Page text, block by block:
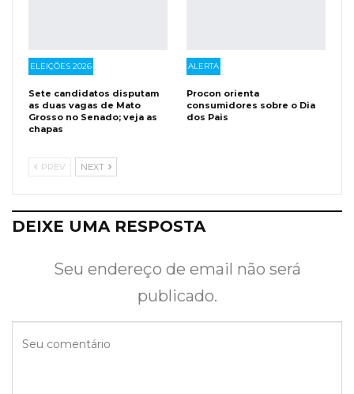
ELEIÇÕES 2026
Sete candidatos disputam
as duas vagas de Mato
Grosso no Senado; veja as
chapas
ALERTA
Procon orienta
consumidores sobre o Dia
dos Pais
PREV NEXT
DEIXE UMA RESPOSTA
Seu endereço de email não será
publicado.